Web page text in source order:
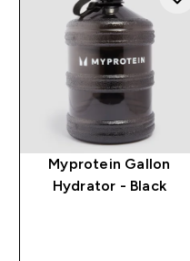
Myprotein Gallon
Hydrator - Black